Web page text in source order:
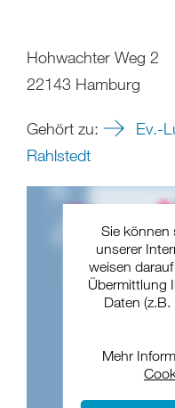
Hohwachter Weg 2
22143 Hamburg
Gehört zu:
Ev.-
Rahlstedt
Sie können
unserer
weisen
Übermittlung
Daten
Mehr